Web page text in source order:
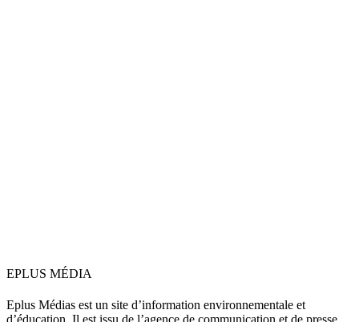
EPLUS MÉDIA
Eplus Médias est un site d’information environnementale et
d’éducation. Il est issu de l’agence de communication et de presse